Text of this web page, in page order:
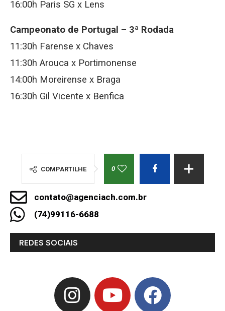
16:00h Paris SG x Lens
Campeonato de Portugal – 3ª Rodada
11:30h Farense x Chaves
11:30h Arouca x Portimonense
14:00h Moreirense x Braga
16:30h Gil Vicente x Benfica
COMPARTILHE 0
contato@agenciach.com.br
(74)99116-6688
REDES SOCIAIS